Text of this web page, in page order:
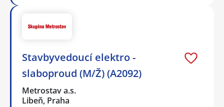
Stavbyvedoucí elektro -
slaboproud (M/Ž) (A2092)
Metrostav a.s.
Libeň, Praha